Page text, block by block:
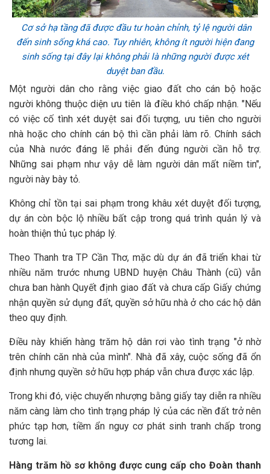
Cơ sở hạ tầng đã được đầu tư hoàn chỉnh, tỷ lệ người dân
đến sinh sống khá cao. Tuy nhiên, không ít người hiện đang
sinh sống tại đây lại không phải là những người được xét
duyệt ban đầu.
Một người dân cho rằng việc giao đất cho cán bộ hoặc
người không thuộc diện ưu tiên là điều khó chấp nhận. "Nếu
có việc cố tình xét duyệt sai đối tượng, ưu tiên cho người
nhà hoặc cho chính cán bộ thì cần phải làm rõ. Chính sách
của Nhà nước đáng lẽ phải đến đúng người cần hỗ trợ.
Những sai phạm như vậy dễ làm người dân mất niềm tin",
người này bày tỏ.
Không chỉ tồn tại sai phạm trong khâu xét duyệt đối tượng,
dự án còn bộc lộ nhiều bất cập trong quá trình quản lý và
hoàn thiện thủ tục pháp lý.
Theo Thanh tra TP Cần Thơ, mặc dù dự án đã triển khai từ
nhiều năm trước nhưng UBND huyện Châu Thành (cũ) vẫn
chưa ban hành Quyết định giao đất và chưa cấp Giấy chứng
nhận quyền sử dụng đất, quyền sở hữu nhà ở cho các hộ dân
theo quy định.
Điều này khiến hàng trăm hộ dân rơi vào tình trạng "ở nhờ
trên chính căn nhà của mình". Nhà đã xây, cuộc sống đã ổn
định nhưng quyền sở hữu hợp pháp vẫn chưa được xác lập.
Trong khi đó, việc chuyển nhượng bằng giấy tay diễn ra nhiều
năm càng làm cho tình trạng pháp lý của các nền đất trở nên
phức tạp hơn, tiềm ẩn nguy cơ phát sinh tranh chấp trong
tương lai.
Hàng trăm hồ sơ không được cung cấp cho Đoàn thanh